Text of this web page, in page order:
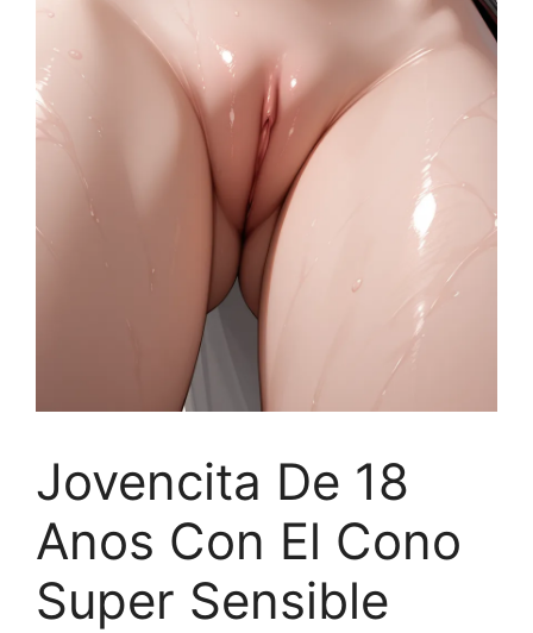
Jovencita De 18
Anos Con El Cono
Super Sensible